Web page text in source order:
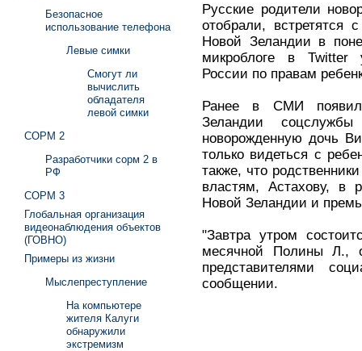
Русские родители
отобрали, встретятся
Новой Зеландии в
микроблоге в Twitter
России по правам
Ранее в СМИ
Зеландии
новорожденную дочь
только видеться с
также, что
властям, Астахову, в
Новой Зеландии и
"Завтра утром
месячной Полины Л.,
представителями
сообщении.
Безопасное
использование телефона
Левые симки
Смогут ли
вычислить
обладателя
левой симки
СОРМ 2
Разработчики сорм 2 в
РФ
СОРМ 3
Глобальная организация
видеонаблюдения объектов
(ГОВНО)
Примеры из жизни
Мыслепреступление
На компьютере
жителя Калуги
обнаружили
экстремизм